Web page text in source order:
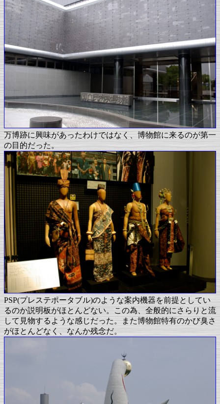
万博跡に興味があったわけではなく、博物館に来るのが第一
の目的だった。
PSP(プレステポータブル)のような案内機器を前提としてい
るのか説明板がほとんどない。この為、全般的にさらりと流
して見物するような感じだった。また博物館特有のかび臭さ
がほとんどなく、なんか残念だ。